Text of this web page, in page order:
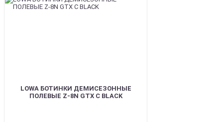
LOWA БОТИНКИ ДЕМИСЕЗОННЫЕ
ПОЛЕВЫЕ Z-8N GTX C BLACK